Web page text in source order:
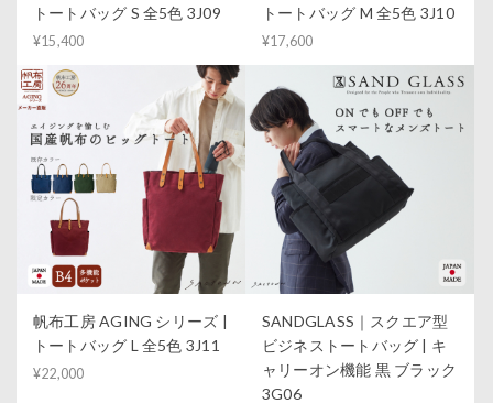
トートバッグ S 全5色 3J09
¥15,400
トートバッグ M 全5色 3J10
¥17,600
帆布工房 AGING シリーズ |
トートバッグ L 全5色 3J11
¥22,000
SANDGLASS｜スクエア型
ビジネストートバッグ | キ
ャリーオン機能 黒 ブラック
3G06